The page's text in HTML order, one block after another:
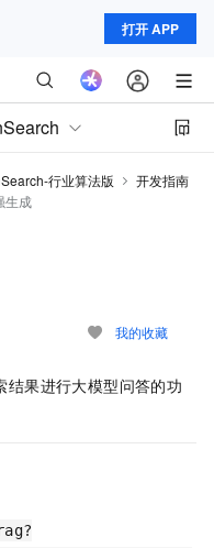
打开 APP
行业算法版
开发指南
生成
我的收藏
结果进行大模型问答的功